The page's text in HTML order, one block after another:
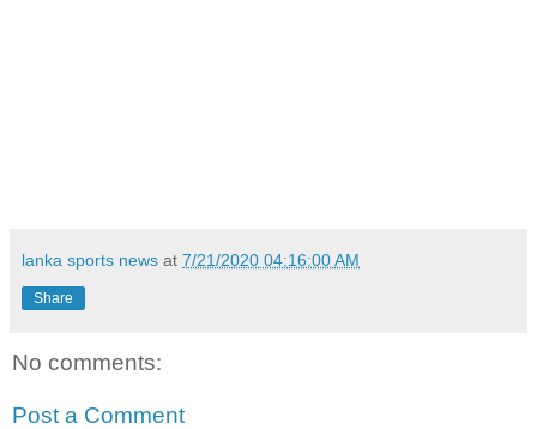
lanka sports news at 7/21/2020 04:16:00 AM
Share
No comments:
Post a Comment